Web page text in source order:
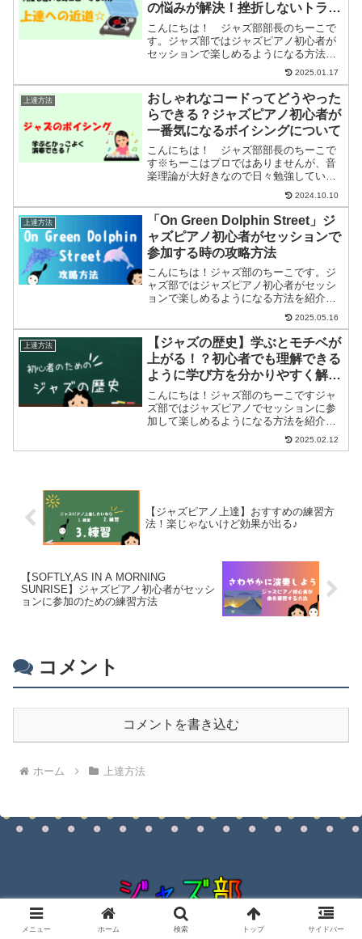
の悩みが解決！挫折しないトラン
スクライブやコピー方法について
解説
こんにちは！ ジャズ部部長のちーこで
す。ジャズ部ではジャズピアノ初心者が
セッションで楽しめるようになる方法を
紹介します。ジャズピアノが上達しない
ジャズって何を勉強したらいいの？実は
ジャズピアノは聴いて真似しないと上達
しません。つまりは耳コピ...
2025.01.17
上達方法
おしゃれなコードってどうやった
らできる？ジャズピアノ初心者が
一番気になるボイシングについて
こんにちは！ ジャズ部部長のちーこで
す※ちーこはプロではありませんが、音
楽理論が大好きなので日々勉強していま
すジャズピアノをはじめようと思ってい
る方ジャズピアノでセッションに参加し
たい方ジャズピアノをもっと楽しみたい
方に分かりやすくセッショ...
2024.10.10
上達方法
「On Green Dolphin Street」ジ
ャズピアノ初心者がセッションで
参加する時の攻略方法
こんにちは！ジャズ部のちーこです。ジ
ャズ部ではジャズピアノ初心者がセッシ
ョンで楽しめるようになる方法を紹介し
ています。セッションに参加したけど、
どう演奏していいか分からないセッショ
ンに参加すると、聞いたことがあるけど
どうやって演奏したらいい...
2025.05.16
上達方法
【ジャズの歴史】学ぶとモチベが
上がる！？初心者でも理解できる
ように学び方を分かりやすく解
説！
こんにちは！ジャズ部のちーこですジャ
ズ部ではジャズピアノでセッションに参
加して楽しめるようになる方法を紹介し
ています。 ジャズってどんな歴史がある
の？ ジャズピアノを練習するモチベーシ
2025.02.12
【ジャズピアノ上達】おすすめの練習方
法！楽じゃないけど効果が出る♪
【SOFTLY,AS IN A MORNING
SUNRISE】ジャズピアノ初心者がセッシ
ョンに参加のための練習方法
コメント
コメントを書き込む
ホーム 上達方法
© 2020 ジャズ部.
メニュー ホーム 検索 トップ サイドバー